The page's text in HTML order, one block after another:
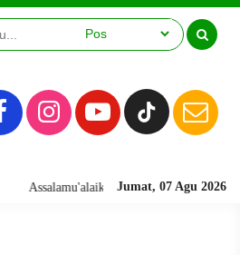
Jumat, 07 Agu 2026
Assalamu'alaikum warahmatullahi